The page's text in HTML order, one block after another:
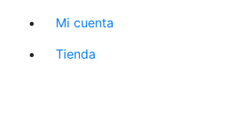
Mi cuenta
Tienda